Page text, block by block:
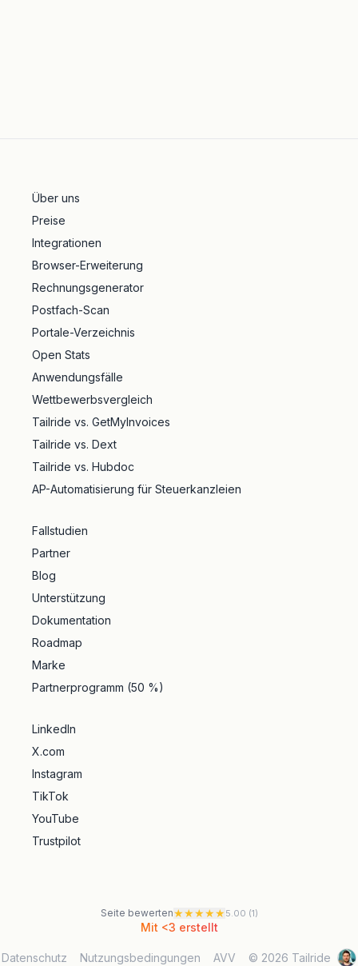
Über uns
Preise
Integrationen
Browser-Erweiterung
Rechnungsgenerator
Postfach-Scan
Portale-Verzeichnis
Open Stats
Anwendungsfälle
Wettbewerbsvergleich
Tailride vs. GetMyInvoices
Tailride vs. Dext
Tailride vs. Hubdoc
AP-Automatisierung für Steuerkanzleien
Fallstudien
Partner
Blog
Unterstützung
Dokumentation
Roadmap
Marke
Partnerprogramm (50 %)
LinkedIn
X.com
Instagram
TikTok
YouTube
Trustpilot
Seite bewerten★★★★★ 5.00 (1)
Mit <3 erstellt
Datenschutz Nutzungsbedingungen AVV © 2026 Tailride